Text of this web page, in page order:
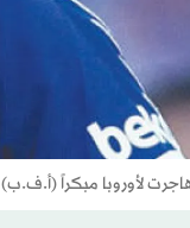
لأوروبا مبكراً (أ.ف.ب)